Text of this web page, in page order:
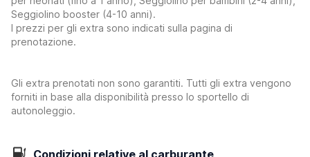
Seggiolino booster (4-10 anni).
I prezzi per gli extra sono indicati sulla pagina di
prenotazione.
Gli extra prenotati non sono garantiti. Tutti gli extra vengono
forniti in base alla disponibilità presso lo sportello di
autonoleggio.
Condizioni relative al carburante